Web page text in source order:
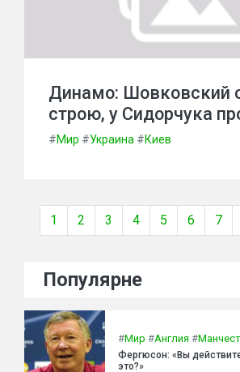
Динамо: Шовковский
строю, у Сидорчука
#Мир #Украина #Киев
1 2 3 4 5 6 7
Популярне
#Мир #Англия #
Фергюсон: «Вы
это?»